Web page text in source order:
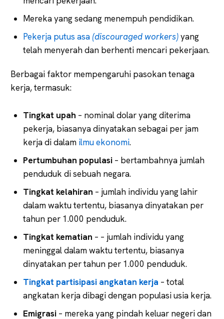
Mereka yang sedang menempuh pendidikan.
Pekerja putus asa (discouraged workers)yang
telah menyerah dan berhenti mencari pekerjaan.
Berbagai faktor mempengaruhi pasokan tenaga
kerja, termasuk:
Tingkat upah – nominal dolar yang diterima
pekerja, biasanya dinyatakan sebagai per jam
kerja di dalam ilmu ekonomi.
Pertumbuhan populasi – bertambahnya jumlah
penduduk di sebuah negara.
Tingkat kelahiran – jumlah individu yang lahir
dalam waktu tertentu, biasanya dinyatakan per
tahun per 1.000 penduduk.
Tingkat kematian – – jumlah individu yang
meninggal dalam waktu tertentu, biasanya
dinyatakan per tahun per 1.000 penduduk.
Tingkat partisipasi angkatan kerja – total
angkatan kerja dibagi dengan populasi usia kerja.
Emigrasi – mereka yang pindah keluar negeri dan